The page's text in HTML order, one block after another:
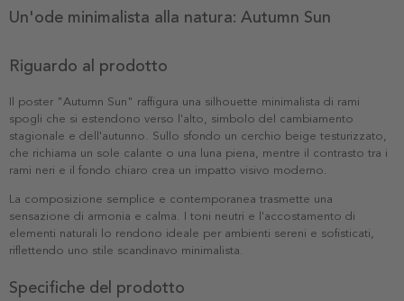
Un'ode minimalista alla natura: Autumn Sun
Riguardo al prodotto
Il poster "Autumn Sun" raffigura una silhouette minimalista di rami
spogli che si estendono verso l'alto, simbolo del cambiamento
stagionale e dell'autunno. Sullo sfondo un cerchio beige testurizzato,
che richiama un sole calante o una luna piena, mentre il contrasto tra i
rami neri e il fondo chiaro crea un impatto visivo moderno.
La composizione semplice e contemporanea trasmette una
sensazione di armonia e calma. I toni neutri e l'accostamento di
elementi naturali lo rendono ideale per ambienti sereni e sofisticati,
riflettendo uno stile scandinavo minimalista.
Specifiche del prodotto